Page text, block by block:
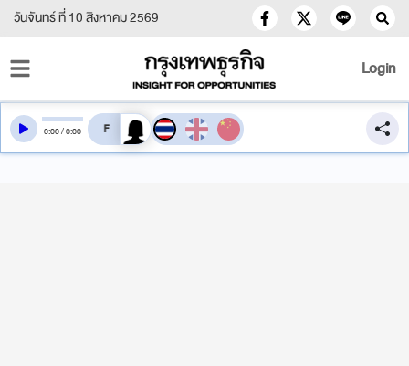
วันจันทร์ ที่ 10 สิงหาคม 2569
Login
0:00/0:00 สลับเสียงอ่าน